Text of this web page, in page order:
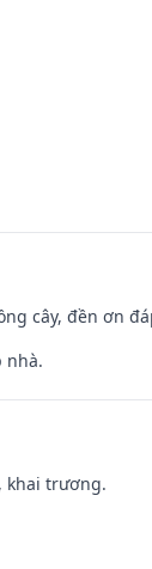
cây, đền ơn
nhà.
khai trương.